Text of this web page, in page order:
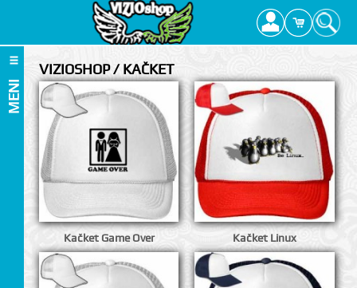
MENI
VIZIOSHOP / KAČKET
Kačket Game Over Kačket Linux